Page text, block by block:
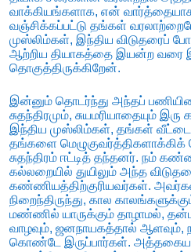
வாக்கியங்களாக, என்
வஞ்சிக்கப்பட்டு தங்கள்
முஸ்லிம்கள், இந்திய விடுதரைப்
ஆற்றிய தியாகத்தை இயன்ற வரை
தொகுத்திருக்கிறேன்.
இன்னும் தொடர்ந்து அந்தப்
சுதந்திரமும், சுயமரியாதையும்
இந்திய முஸ்லிம்கள், தங்கள் வீட்டை
தங்களை மெழுகுவர்த்திகளாக்கிக்
சுதந்திரம் ஈட்டித் தந்தனர். நம்
கல்லறையில் துயிலும் அந்த
கண்ணியத்திற்குரியவர்கள்.
நிறைந்திருந்து, கால
மண்ணில் யாருக்கும் தாழாமல்,
வாழவும், ஜனநாயகத்தால் ஆளவும்,
கொண்டே இருப்பார்கள். அத்தகைய